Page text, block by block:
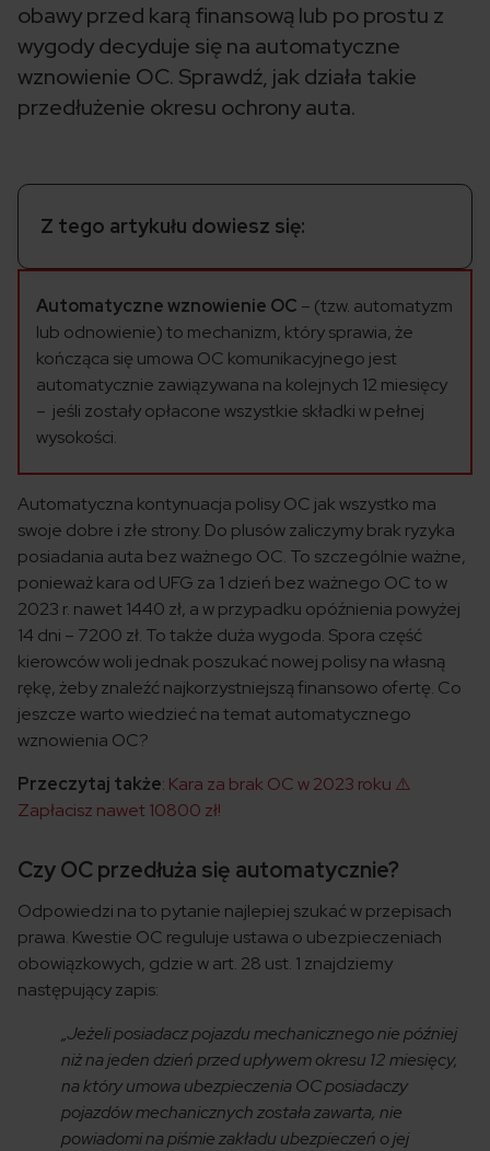
obawy przed karą finansową lub po prostu z
wygody decyduje się na automatyczne
wznowienie OC. Sprawdź, jak działa takie
przedłużenie okresu ochrony auta.
Z tego artykułu dowiesz się:
Automatyczne wznowienie OC – (tzw. automatyzm
lub odnowienie) to mechanizm, który sprawia, że
kończąca się umowa OC komunikacyjnego jest
automatycznie zawiązywana na kolejnych 12 miesięcy
– jeśli zostały opłacone wszystkie składki w pełnej
wysokości.
Automatyczna kontynuacja polisy OC jak wszystko ma
swoje dobre i złe strony. Do plusów zaliczymy brak ryzyka
posiadania auta bez ważnego OC. To szczególnie ważne,
ponieważ kara od UFG za 1 dzień bez ważnego OC to w
2023 r. nawet 1440 zł, a w przypadku opóźnienia powyżej
14 dni – 7200 zł. To także duża wygoda. Spora część
kierowców woli jednak poszukać nowej polisy na własną
rękę, żeby znaleźć najkorzystniejszą finansowo ofertę. Co
jeszcze warto wiedzieć na temat automatycznego
wznowienia OC?
Przeczytaj także: Kara za brak OC w 2023 roku ⚠️
Zapłacisz nawet 10800 zł!
Czy OC przedłuża się automatycznie?
Odpowiedzi na to pytanie najlepiej szukać w przepisach
prawa. Kwestie OC reguluje ustawa o ubezpieczeniach
obowiązkowych, gdzie w art. 28 ust. 1 znajdziemy
następujący zapis:
„Jeżeli posiadacz pojazdu mechanicznego nie później
niż na jeden dzień przed upływem okresu 12 miesięcy,
na który umowa ubezpieczenia OC posiadaczy
pojazdów mechanicznych została zawarta, nie
powiadomi na piśmie zakładu ubezpieczeń o jej